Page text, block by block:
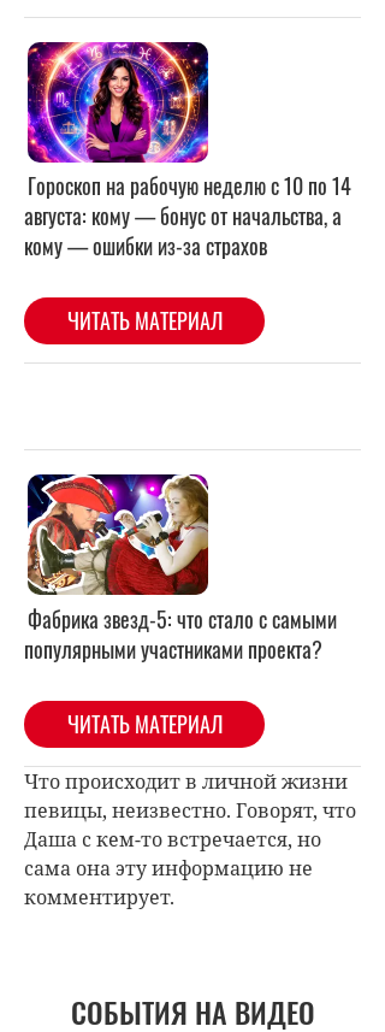
Фабрика звезд-5: что стало с самыми
популярными участниками проекта?
ЧИТАТЬ МАТЕРИАЛ
Что происходит в личной жизни
певицы, неизвестно. Говорят, что
Даша с кем-то встречается, но
сама она эту информацию не
комментирует.
СОБЫТИЯ НА ВИДЕО